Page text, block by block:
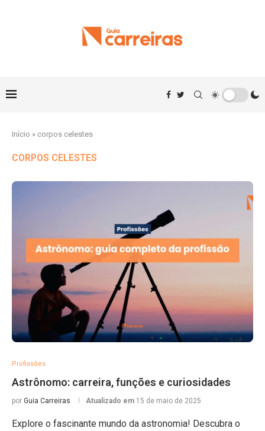
Início » corpos celestes
CORPOS CELESTES
Profissões
Astrônomo: carreira, funções e curiosidades
por Guia Carreiras Atualizado em 15 de maio de 2025
Explore o fascinante mundo da astronomia! Descubra o